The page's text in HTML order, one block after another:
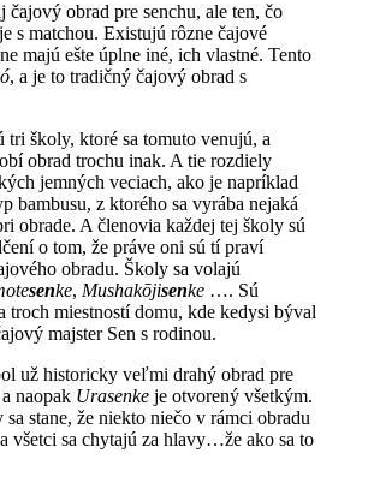
čajový obrad pre senchu, ale ten, čo
s matchou. Existujú rôzne čajové
majú ešte úplne iné, ich vlastné. Tento
, a je to tradičný čajový obrad s
tri školy, ktoré sa tomuto venujú, a
obrad trochu inak. A tie rozdiely
jemných veciach, ako je napríklad
bambusu, z ktorého sa vyrába nejaká
obrade. A členovia každej tej školy sú
o tom, že práve oni sú tí praví
obradu. Školy sa volajú
senke, Mushakōjisenke …. Sú
troch miestností domu, kde kedysi býval
majster Sen s rodinou.
už historicky veľmi drahý obrad pre
naopak Urasenke je otvorený všetkým.
stane, že niekto niečo v rámci obradu
všetci sa chytajú za hlavy…že ako sa to